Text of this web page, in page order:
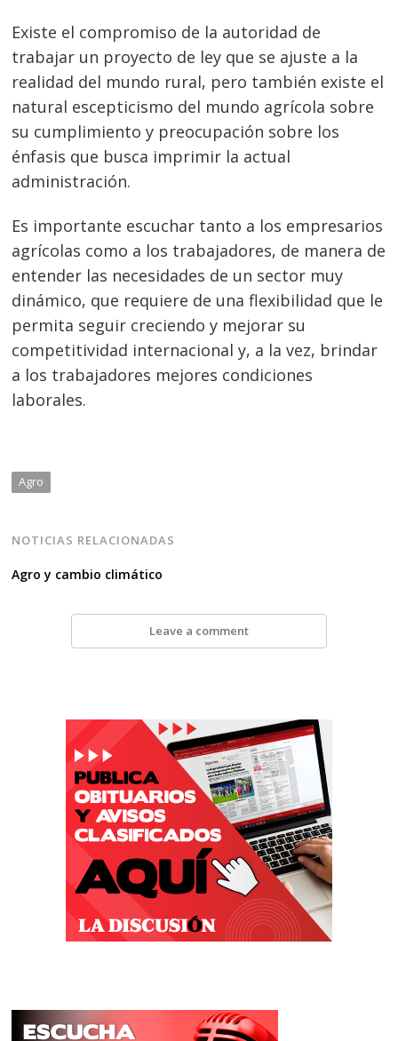
Existe el compromiso de la autoridad de
trabajar un proyecto de ley que se ajuste a la
realidad del mundo rural, pero también existe el
natural escepticismo del mundo agrícola sobre
su cumplimiento y preocupación sobre los
énfasis que busca imprimir la actual
administración.
Es importante escuchar tanto a los empresarios
agrícolas como a los trabajadores, de manera de
entender las necesidades de un sector muy
dinámico, que requiere de una flexibilidad que le
permita seguir creciendo y mejorar su
competitividad internacional y, a la vez, brindar
a los trabajadores mejores condiciones
laborales.
Agro
NOTICIAS RELACIONADAS
Agro y cambio climático
Leave a comment